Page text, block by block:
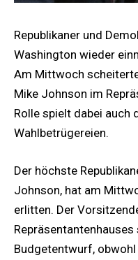
Republikaner und
Washington wieder
Am Mittwoch
Mike Johnson im
Rolle spielt dabei auch
Wahlbetrügereien.
Der höchste
Johnson, hat am
erlitten. Der
Budgetentwurf,